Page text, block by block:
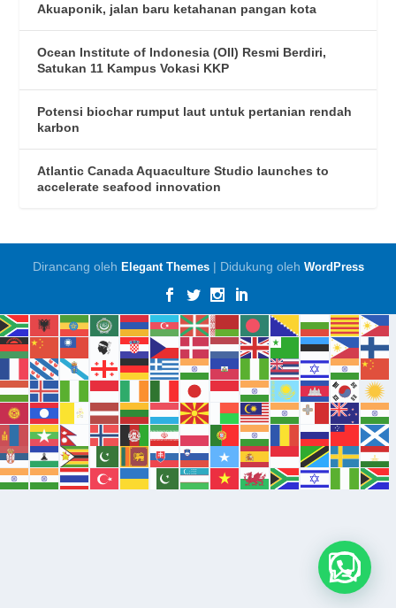
Akuaponik, jalan baru ketahanan pangan kota
Ocean Institute of Indonesia (OII) Resmi Berdiri,
Satukan 11 Kampus Vokasi KKP
Potensi biochar rumput laut untuk pertanian rendah
karbon
Atlantic Canada Aquaculture Studio launches to
accelerate seafood innovation
Dirancang oleh Elegant Themes| Didukung oleh WordPress